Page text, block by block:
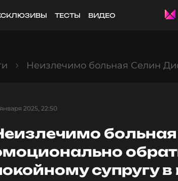
ТЕСТЫ ВИДЕО
Неизлечимо больная Селин
2025, 22:50
супругу